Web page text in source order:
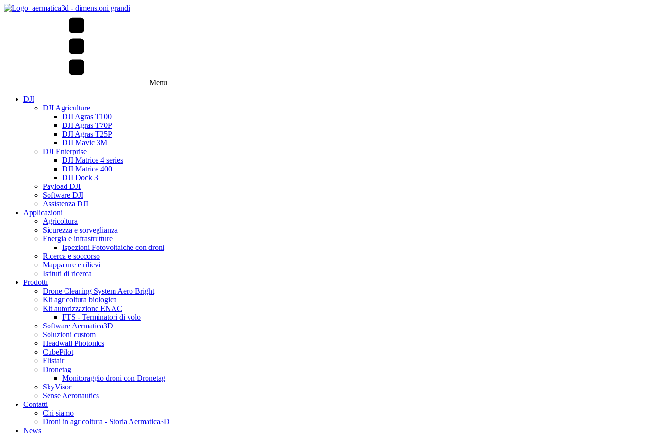
Menu
DJI
DJI Agriculture
DJI Agras T100
DJI Agras T70P
DJI Agras T25P
DJI Mavic 3M
DJI Enterprise
DJI Matrice 4 series
DJI Matrice 400
DJI Dock 3
Payload DJI
Software DJI
Assistenza DJI
Applicazioni
Agricoltura
Sicurezza e sorveglianza
Energia e infrastrutture
Ispezioni Fotovoltaiche con droni
Ricerca e soccorso
Mappature e rilievi
Istituti di ricerca
Prodotti
Drone Cleaning System Aero Bright
Kit agricoltura biologica
Kit autorizzazione ENAC
FTS - Terminatori di volo
Software Aermatica3D
Soluzioni custom
Headwall Photonics
CubePilot
Elistair
Dronetag
Monitoraggio droni con Dronetag
SkyVisor
Sense Aeronautics
Contatti
Chi siamo
Droni in agricoltura - Storia Aermatica3D
News